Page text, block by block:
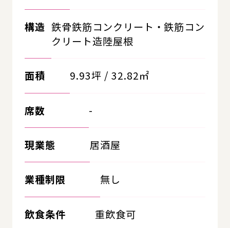
構造 鉄骨鉄筋コンクリート・鉄筋コン
クリート造陸屋根
面積 9.93坪 / 32.82㎡
席数 -
現業態 居酒屋
業種制限 無し
飲食条件 重飲食可